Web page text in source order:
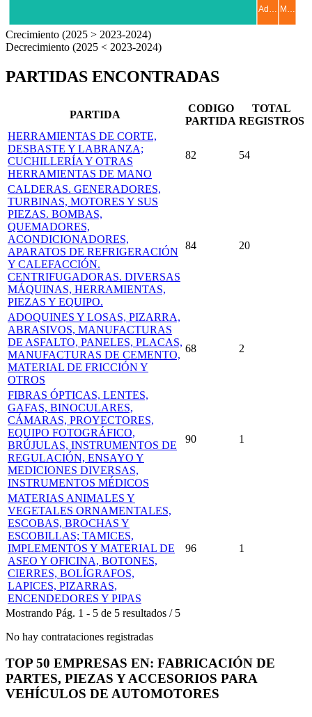
Ad… M…
Crecimiento (2025 > 2023-2024)
Decrecimiento (2025 < 2023-2024)
PARTIDAS ENCONTRADAS
PARTIDA
CODIGO
PARTIDA
TOTAL
REGISTROS
HERRAMIENTAS DE CORTE,
DESBASTE Y LABRANZA;
CUCHILLERÍA Y OTRAS
HERRAMIENTAS DE MANO
82 54
CALDERAS. GENERADORES,
TURBINAS, MOTORES Y SUS
PIEZAS. BOMBAS,
QUEMADORES,
ACONDICIONADORES,
APARATOS DE REFRIGERACIÓN
Y CALEFACCIÓN.
CENTRIFUGADORAS. DIVERSAS
MÁQUINAS, HERRAMIENTAS,
PIEZAS Y EQUIPO.
84 20
ADOQUINES Y LOSAS, PIZARRA,
ABRASIVOS, MANUFACTURAS
DE ASFALTO, PANELES, PLACAS,
MANUFACTURAS DE CEMENTO,
MATERIAL DE FRICCIÓN Y
OTROS
68 2
FIBRAS ÓPTICAS, LENTES,
GAFAS, BINOCULARES,
CÁMARAS, PROYECTORES,
EQUIPO FOTOGRÁFICO,
BRÚJULAS, INSTRUMENTOS DE
REGULACIÓN, ENSAYO Y
MEDICIONES DIVERSAS,
INSTRUMENTOS MÉDICOS
90 1
MATERIAS ANIMALES Y
VEGETALES ORNAMENTALES,
ESCOBAS, BROCHAS Y
ESCOBILLAS; TAMICES,
IMPLEMENTOS Y MATERIAL DE
ASEO Y OFICINA, BOTONES,
CIERRES, BOLÍGRAFOS,
LAPICES, PIZARRAS,
ENCENDEDORES Y PIPAS
96 1
Mostrando Pág. 1 - 5 de 5 resultados / 5
No hay contrataciones registradas
TOP 50 EMPRESAS EN: FABRICACIÓN DE
PARTES, PIEZAS Y ACCESORIOS PARA
VEHÍCULOS DE AUTOMOTORES